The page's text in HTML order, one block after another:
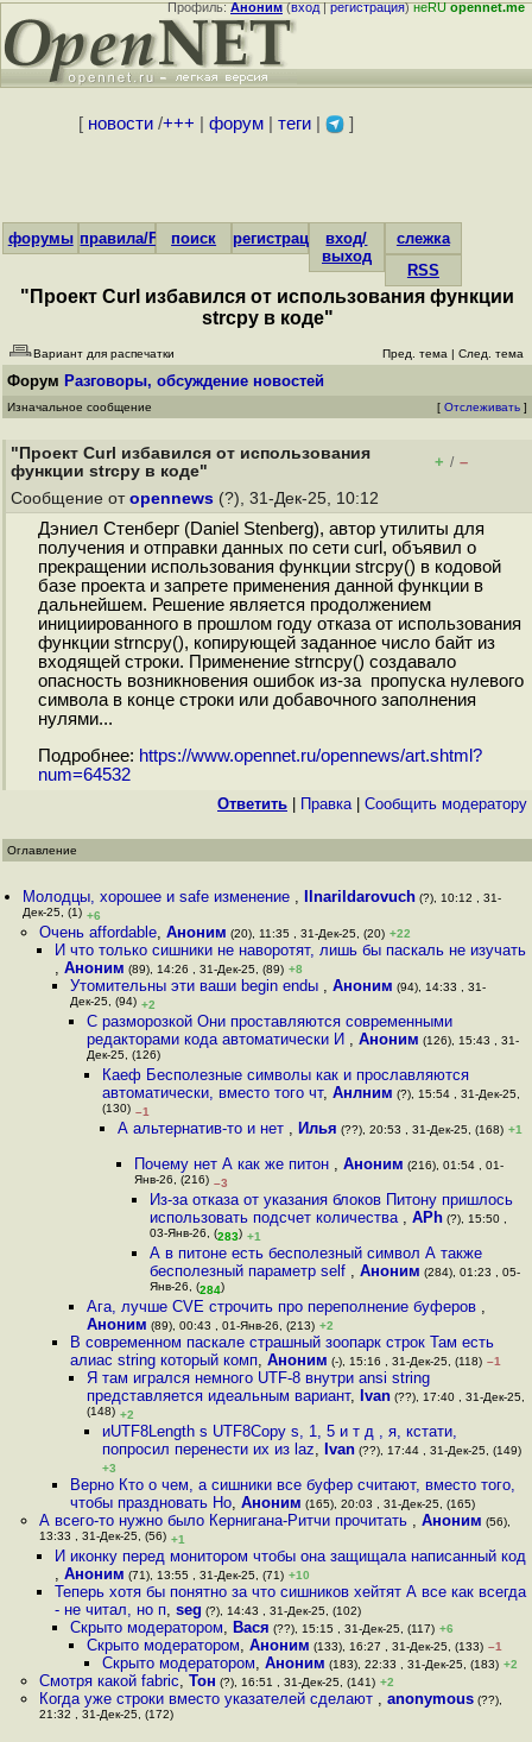
Профиль:Аноним(вход|регистрация)неRUopennet.me
[ новости/+++ форум| теги| ]
форумы правила/FAQпоиск регистрациявход/
выход
слежка
RSS
"Проект Curl избавился от использования функции
strcpy в коде"
Вариант для распечатки Пред. тема | След. тема
Форум Разговоры, обсуждение новостей
Изначальное сообщение [ Отслеживать ]
"Проект Curl избавился от использования
функции strcpy в коде"
+ / –
Сообщение от opennews (?), 31-Дек-25, 10:12
Дэниел Cтенберг (Daniel Stenberg), автор утилиты для
получения и отправки данных по сети curl, объявил о
прекращении использования функции strcpy() в кодовой
базе проекта и запрете применения данной функции в
дальнейшем. Решение является продолжением
инициированного в прошлом году отказа от использования
функции strncpy(), копирующей заданное число байт из
входящей строки. Применение strncpy() создавало
опасность возникновения ошибок из-за пропуска нулевого
символа в конце строки или добавочного заполнения
нулями...
Подробнее: https://www.opennet.ru/opennews/art.shtml?
num=64532
Ответить Правка| Cообщить модератору
Оглавление
Молодцы, хорошее и safe изменение , Ilnarildarovuch (?), 10:12 , 31-
Дек-25, (1) +6
Очень affordable, Аноним (20), 11:35 , 31-Дек-25, (20) +22
И что только сишники не наворотят, лишь бы паскаль не изучать
, Аноним (89), 14:26 , 31-Дек-25, (89) +8
Утомительны эти ваши begin endы ,Аноним (94), 14:33 , 31-
Дек-25, (94) +2
С разморозкой Они проставляются современными
редакторами кода автоматически И , Аноним (126), 15:43 , 31-
Дек-25, (126)
Каеф Бесполезные символы как и прославляются
автоматически, вместо того чт, Анлним (?), 15:54 , 31-Дек-25,
(130) –1
А альтернатив-то и нет , Илья (??), 20:53 , 31-Дек-25, (168) +1
Почему нет А как же питон , Аноним (216), 01:54 , 01-
Янв-26, (216) –3
Из-за отказа от указания блоков Питону пришлось
использовать подсчет количества , APh(?), 15:50 ,
03-Янв-26, (283) +1
А в питоне есть бесполезный символ А также
бесполезный параметр self , Аноним (284), 01:23 , 05-
Янв-26, (284)
Ага, лучше CVE строчить про переполнение буферов ,
Аноним (89), 00:43 , 01-Янв-26, (213) +2
В современном паскале страшный зоопарк строк Там есть
алиас string который комп,Аноним (-), 15:16 , 31-Дек-25, (118) –1
Я там игрался немного UTF-8 внутри ansi string
представляется идеальным вариант, Ivan(??), 17:40 , 31-Дек-25,
(148) +2
иUTF8Length s UTF8Copy s, 1, 5 и т д , я, кстати,
попросил перенести их из laz, Ivan(??), 17:44 , 31-Дек-25, (149)
+3
Верно Кто о чем, а сишники все буфер считают, вместо того,
чтобы праздновать Но,Аноним (165), 20:03 , 31-Дек-25, (165)
А всего-то нужно было Кернигана-Ритчи прочитать , Аноним (56),
13:33 , 31-Дек-25, (56) +1
И иконку перед монитором чтобы она защищала написанный код
, Аноним (71), 13:55 , 31-Дек-25, (71) +10
Теперь хотя бы понятно за что сишников хейтят А все как всегда
- не читал, но п, seg (?), 14:43 , 31-Дек-25, (102)
Скрыто модератором, Вася (??), 15:15 , 31-Дек-25, (117) +6
Скрыто модератором, Аноним (133), 16:27 , 31-Дек-25, (133) –1
Скрыто модератором, Аноним (183), 22:33 , 31-Дек-25, (183) +2
Смотря какой fabric, Тон (?), 16:51 , 31-Дек-25, (141) +2
Когда уже строки вместо указателей сделают , anonymous(??),
21:32 , 31-Дек-25, (172)